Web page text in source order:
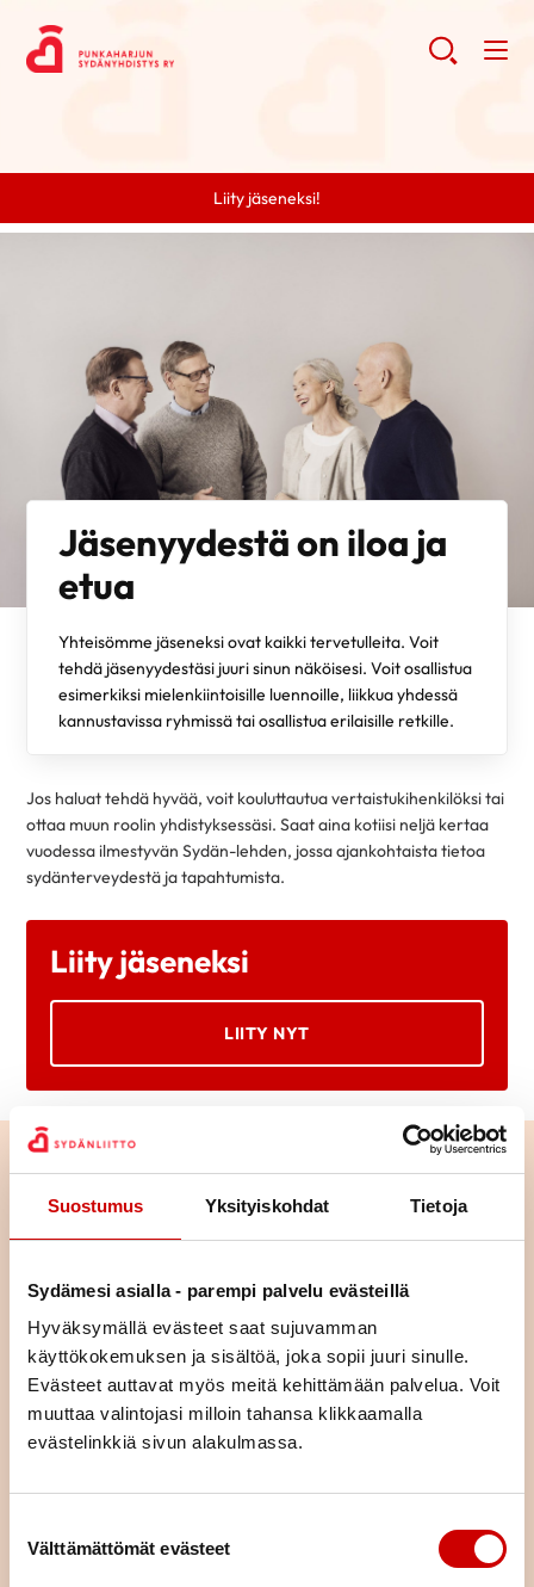
Suostumus Yksityiskohdat Tietoja
Sydämesi asialla - parempi palvelu evästeillä
Hyväksymällä evästeet saat sujuvamman
käyttökokemuksen ja sisältöä, joka sopii juuri sinulle.
Evästeet auttavat myös meitä kehittämään palvelua. Voit
muuttaa valintojasi milloin tahansa klikkaamalla
evästelinkkiä sivun alakulmassa.
Välttämättömät evästeet
Liity jäseneksi!
Jäsenyydestä on iloa ja
etua
Yhteisömme jäseneksi ovat kaikki tervetulleita. Voit
tehdä jäsenyydestäsi juuri sinun näköisesi. Voit osallistua
esimerkiksi mielenkiintoisille luennoille, liikkua yhdessä
kannustavissa ryhmissä tai osallistua erilaisille retkille.
Jos haluat tehdä hyvää, voit kouluttautua vertaistukihenkilöksi tai
ottaa muun roolin yhdistyksessäsi. Saat aina kotiisi neljä kertaa
vuodessa ilmestyvän Sydän-lehden, jossa ajankohtaista tietoa
sydänterveydestä ja tapahtumista.
Liity jäseneksi
LIITY NYT
Tutustu toimintaan alueellamme
Tutustu yhdistyksemme toimintaan ja lähde mukaan
osallistumaan tai vaikka järjestämään toimintaa – ihan miten